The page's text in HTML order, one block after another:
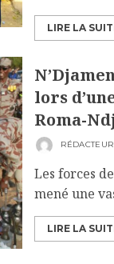
LIRE LA
lors
Roma-
Les forces
mené une
LIRE LA